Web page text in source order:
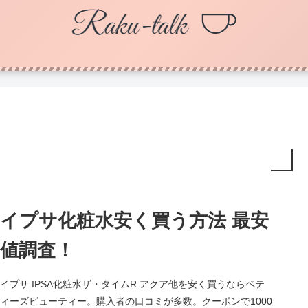
イプサ化粧水安く買う方法 最安
値調査！
イプサ IPSA化粧水ザ・タイムR アクア他を安く買うならベテ
ィーズビューティー。購入者の口コミが多数。クーポンで1000